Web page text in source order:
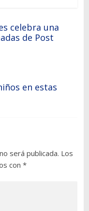
celebra una
de Post
en estas
será publicada. Los
con *